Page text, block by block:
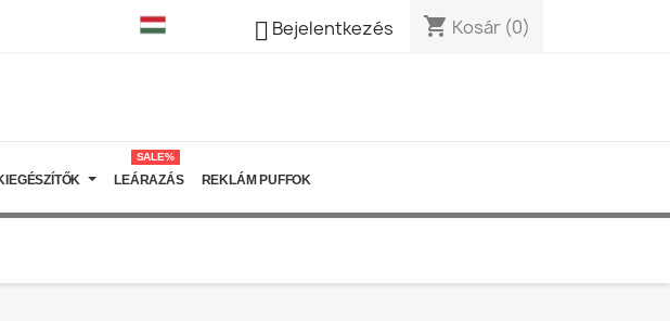
 Bejelentkezés shopping_cart Kosár (0)
LEÁRAZÁS
SALE%
REKLÁM PUFFOK